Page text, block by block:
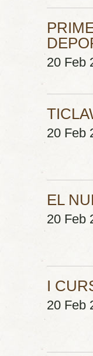
20 Feb
20 Feb
EL
20 Feb
I
20 Feb